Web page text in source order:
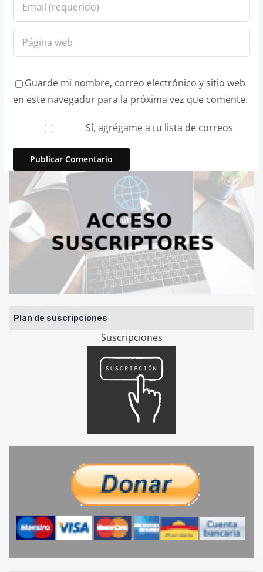
Plan de suscripciones
Suscripciones
Guarde mi nombre, correo electrónico y sitio web
en este navegador para la próxima vez que comente.
Sí, agrégame a tu lista de correos